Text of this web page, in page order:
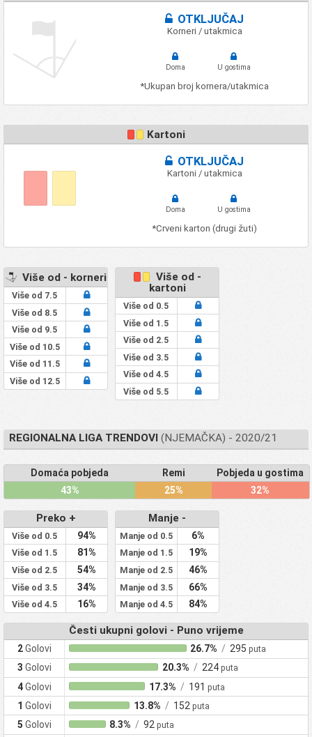
OTKLJUČAJ
Korneri / utakmica
Doma U gostima
*Ukupan broj kornera/utakmica
Kartoni
OTKLJUČAJ
Kartoni / utakmica
Doma U gostima
*Crveni karton (drugi žuti)
Više od - korneri
Više od 7.5
Više od 8.5
Više od 9.5
Više od 10.5
Više od 11.5
Više od 12.5
Više od -
kartoni
Više od 0.5
Više od 1.5
Više od 2.5
Više od 3.5
Više od 4.5
Više od 5.5
REGIONALNA LIGA TRENDOVI (NJEMAČKA) - 2020/21
Domaća pobjeda Remi
Pobjeda u gostima
43%
25% 32%
Preko +
Više od 0.5 94%
Više od 1.5 81%
Više od 2.5 54%
Više od 3.5 34%
Više od 4.5 16%
Manje -
Manje od 0.5 6%
Manje od 1.5 19%
Manje od 2.5 46%
Manje od 3.5 66%
Manje od 4.5 84%
Česti ukupni golovi - Puno vrijeme
2Golovi 26.7% / 295puta
3 Golovi 20.3% / 224 puta
4Golovi 17.3% / 191puta
1 Golovi 13.8% / 152 puta
5 Golovi 8.3% / 92puta